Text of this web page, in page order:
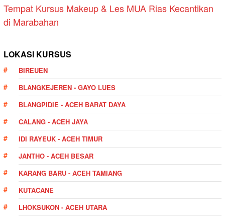
Tempat Kursus Makeup & Les MUA Rias Kecantikan
di Marabahan
LOKASI KURSUS
BIREUEN
BLANGKEJEREN - GAYO LUES
BLANGPIDIE - ACEH BARAT DAYA
CALANG - ACEH JAYA
IDI RAYEUK - ACEH TIMUR
JANTHO - ACEH BESAR
KARANG BARU - ACEH TAMIANG
KUTACANE
LHOKSUKON - ACEH UTARA